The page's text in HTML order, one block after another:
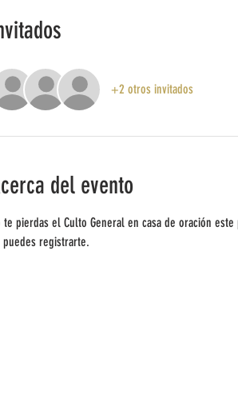
+2 otros invitados
del evento
te pierdas el Culto General en casa de oración
puedes registrarte.